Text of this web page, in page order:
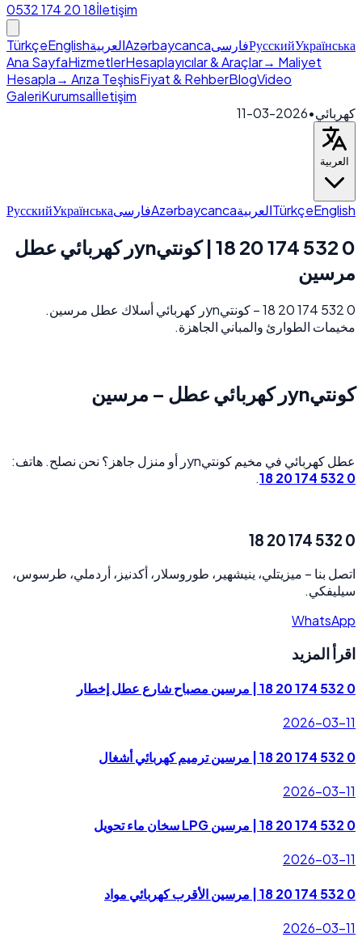
0532 174 20 18İletişim
TürkçeEnglishالعربيةAzərbaycancaفارسیРусскийУкраїнська
Ana SayfaHizmetlerHesaplayıcılar & Araçlar→ Maliyet
Hesapla→ Arıza TeşhisFiyat & RehberBlogVideo
GaleriKurumsalİletişim
كهربائي•
2026-03-11
العربية
TürkçeEnglish العربيةAzərbaycancaفارسی РусскийУкраїнська
0 532 174 20 18 | كونتيynر كهربائي عطل
مرسين
0 532 174 20 18 – كونتيynر كهربائي أسلاك عطل مرسين.
مخيمات الطوارئ والمباني الجاهزة.
كونتيynر كهربائي عطل – مرسين
عطل كهربائي في مخيم كونتيynر أو منزل جاهز؟ نحن نصلح. هاتف:
0 532 174 20 18
.
0 532 174 20 18
اتصل بنا – ميزيتلي، ينيشهير، طوروسلار، أكدنيز، أردملي، طرسوس،
سيليفكي.
WhatsApp
اقرأ المزيد
0 532 174 20 18 | مرسين مصباح شارع عطل إخطار
2026-03-11
0 532 174 20 18 | مرسين ترميم كهربائي أشغال
2026-03-11
0 532 174 20 18 | مرسين LPG سخان ماء تحويل
2026-03-11
0 532 174 20 18 | مرسين الأقرب كهربائي مواد
2026-03-11